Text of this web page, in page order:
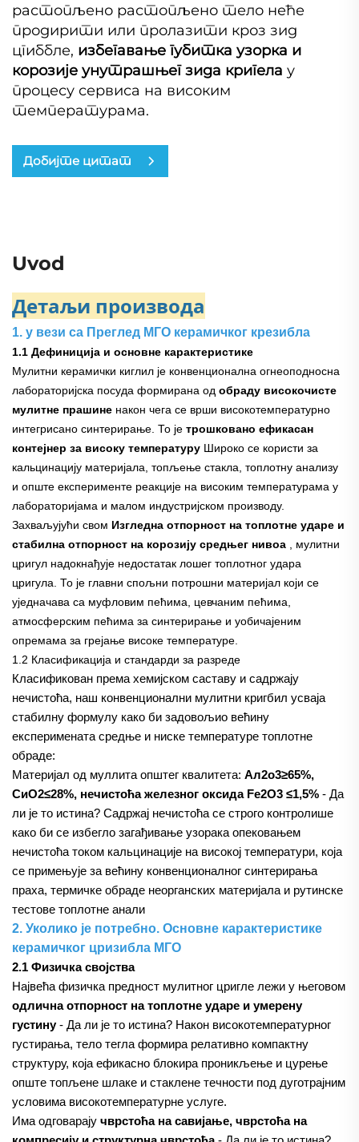
растопљено растопљено тело неће
продирити или пролазити кроз зид
цгиббле, избегавање губитка узорка и
корозије унутрашњег зида кригела у
процесу сервиса на високим
температурама.
Добијте цитат
Uvod
Детаљи производа
1. у вези са Преглед МГО керамичког крезибла
1.1 Дефиниција и основне карактеристике
Мулитни керамички киглил је конвенционална огнеоподносна
лабораторијска посуда формирана од обраду високочисте
мулитне прашине након чега се врши високотемпературно
интегрисано синтерирање. То је трошковано ефикасан
контејнер за високу температуру Широко се користи за
кальцинацију материјала, топљење стакла, топлотну анализу
и опште експерименте реакције на високим температурама у
лабораторијама и малом индустријском производу.
Захваљујући свом Изгледна отпорност на топлотне ударе и
стабилна отпорност на корозију средњег нивоа
, мулитни
цригул надокнађује недостатак лошег топлотног удара
цригула. То је главни спољни потрошни материјал који се
уједначава са муфловим пећима, цевчаним пећима,
атмосферским пећима за синтерирање и уобичајеним
опремама за грејање високе температуре.
1.2 Класификација и стандарди за разреде
Класификован према хемијском саставу и садржају
нечистоћа, наш конвенционални мулитни кригбил усваја
стабилну формулу како би задовољио већину
експеримената средње и ниске температуре топлотне
обраде:
Материјал од муллита општег квалитета: Ал2о3≥65%,
СиО2≤28%, нечистоћа железног оксида Fe2O3 ≤1,5% - Да
ли је то истина? Садржај нечистоћа се строго контролише
како би се избегло загађивање узорака опековањем
нечистоћа током кальцинације на високој температури, која
се примењује за већину конвенционалног синтерирања
праха, термичке обраде неорганских материјала и рутинске
тестове топлотне анали
2. Уколико је потребно. Основне карактеристике
керамичког цризибла МГО
2.1 Физичка својства
Највећа физичка предност мулитног цригле лежи у његовом
одлична отпорност на топлотне ударе и умерену
густину- Да ли је то истина? Након високотемпературног
густирања, тело тегла формира релативно компактну
структуру, која ефикасно блокира проникљење и цурење
опште топљене шлаке и стаклене течности под дуготрајним
условима високотемпературне услуге.
Има одговарају чврстоћа на савијање, чврстоћа на